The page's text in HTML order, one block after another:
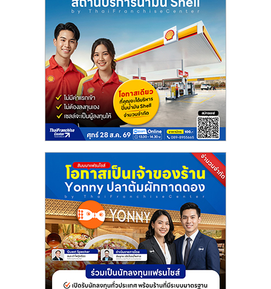
ไชส์
ขาย
แฟ
ไชส์
แฟ
ไชส์